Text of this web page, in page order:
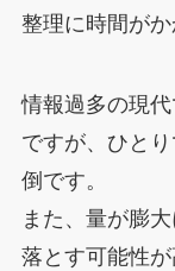
整理に時間がか
情報過多の現
ですが、ひと
倒です。
また、量が膨
落とす可能性が